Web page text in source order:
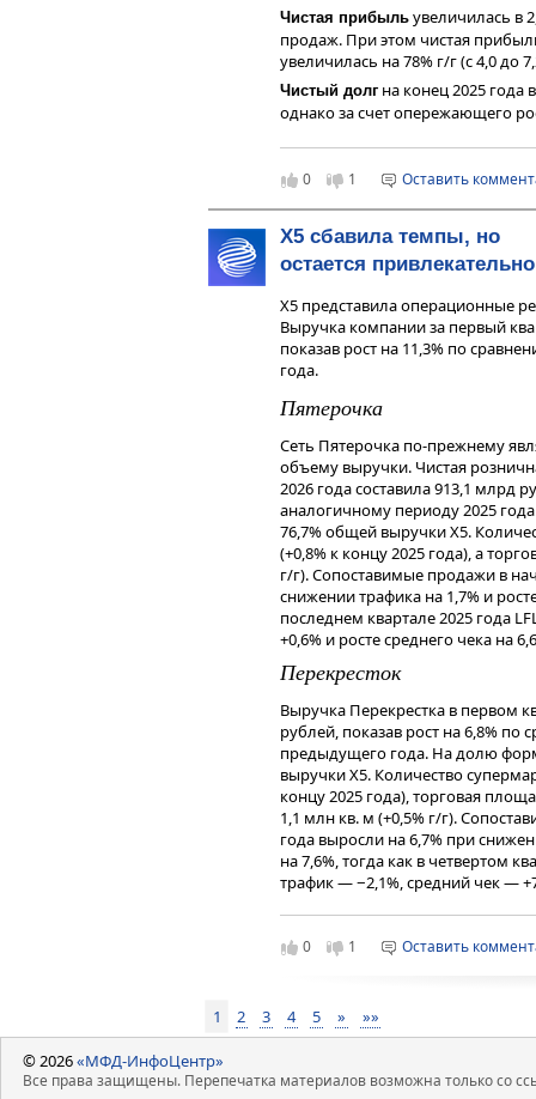
Чистая прибыль увеличилась в
продаж. При этом чистая
увеличилась на 78% г/г (с 4,0 до
Чистый долг на конец 2025 года
однако за счет опережающего
2,05 до 1,65.
Прогноз на 2026 год
Компания подтвердила
60% при рентабельности EBITDA
Наше мнение
Промомед представил ожидаемо
продемонстрировав высокие
скорректированной чистой
нагрузки, а также подтвердил
По оценке аналитиков сервиса
года компания может
акцию (доходность к текущей
По мнению аналитиков сервиса
результатов 2025 года и
бизнеса акции Промомеда
инвесторов.
Чтобы инвестировать в акции
сервисеГазпромбанк Инвестиции
Читайте последние новости и
Дисклеймер
Данный справочный и
исключительно в
финансовых инструментов,
мнения, сформированного в
являются и не могут
получения дохода от
инструменты. Не является
0 1 Оставить
Х5 сбавила темпы, но
остается
X5 представила операционные
Выручка компании за первый
показав рост на 11,3% по
года.
Пятерочка
Сеть Пятерочка по-прежнему
объему выручки. Чистая
2026 года составила 913,1 млрд
аналогичному периоду 2025
76,7% общей выручки X5.
(+0,8% к концу 2025 года), а
г/г). Сопоставимые продажи в
снижении трафика на 1,7% и
последнем квартале 2025 года
+0,6% и росте среднего чека на
Перекресток
Выручка Перекрестка в первом
рублей, показав рост на 6,8%
предыдущего года. На долю
выручки X5. Количество
концу 2025 года), торговая
1,1 млн кв. м (+0,5% г/г).
года выросли на 6,7% при
на 7,6%, тогда как в четвертом
трафик — −2,1%, средний чек —
Чижик
общей выручки компании.
(рост на 4,3% к концу 2025 года
марте 2026 года выросли на
0 1 Оставить
1 2 3 4 5 » »»
© 2026«МФД-ИнфоЦентр»
Все права защищены. Перепечатка материалов возможна только со